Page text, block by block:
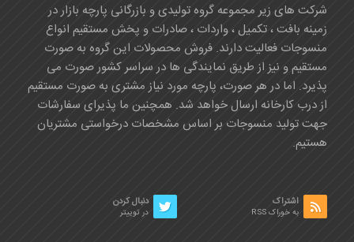
شرکت های زیر مجموعه گروه تولیدی و بازرگانی پارچه بازار در
زمینه بافت ، تکمیل ، واردات ، صادرات و پخش مستقیم انواع
منسوجات فعالیت دارند. فروش محصولات این گروه به صورت
مستقیم و نیز از طریق نمایندگی ها در سراسر کشور صورت می
پذیرد. اما در هر صورت، پارچه مورد نیاز مشتری به صورت مستقیم
از درب کارخانه ارسال خواهد شد. همچنین ما پذیرای سفارشات
جهت تولید منسوجات بر اساس مشخصات درخواستی مشتریان
هستیم.
دنبال کردن
در توییتر
اشتراک
به خوراک RSS